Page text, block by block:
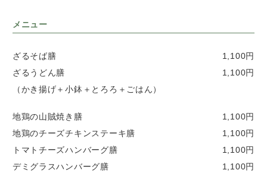
メニュー
ざるそば膳
1,100円
ざるうどん膳
1,100円
（かき揚げ＋小鉢＋とろろ＋ごはん）
地鶏の山賊焼き膳
1,100円
地鶏のチーズチキンステーキ膳
1,100円
トマトチーズハンバーグ膳
1,100円
デミグラスハンバーグ膳
1,100円